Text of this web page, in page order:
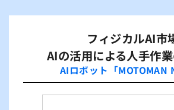
フィジカルAI市
AIの活用による人手作
AIロボット「MOTOMAN